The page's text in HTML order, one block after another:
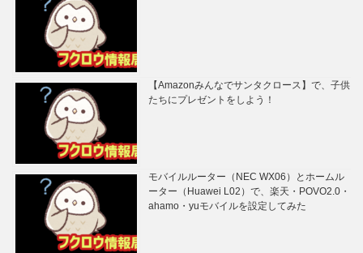
【Amazonみんなでサンタクロース】で、子供
たちにプレゼントをしよう！
モバイルルーター（NEC WX06）とホームル
ーター（Huawei L02）で、楽天・POVO2.0・
ahamo・yuモバイルを設定してみた